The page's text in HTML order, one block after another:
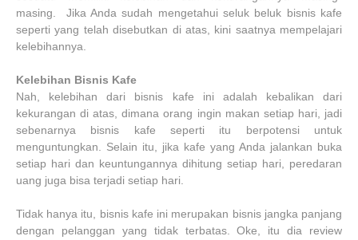
masing. Jika Anda sudah mengetahui seluk beluk bisnis kafe
seperti yang telah disebutkan di atas, kini saatnya mempelajari
kelebihannya.
Kelebihan Bisnis Kafe
Nah, kelebihan dari bisnis kafe ini adalah kebalikan dari
kekurangan di atas, dimana orang ingin makan setiap hari, jadi
sebenarnya bisnis kafe seperti itu berpotensi untuk
menguntungkan. Selain itu, jika kafe yang Anda jalankan buka
setiap hari dan keuntungannya dihitung setiap hari, peredaran
uang juga bisa terjadi setiap hari.
Tidak hanya itu, bisnis kafe ini merupakan bisnis jangka panjang
dengan pelanggan yang tidak terbatas. Oke, itu dia review